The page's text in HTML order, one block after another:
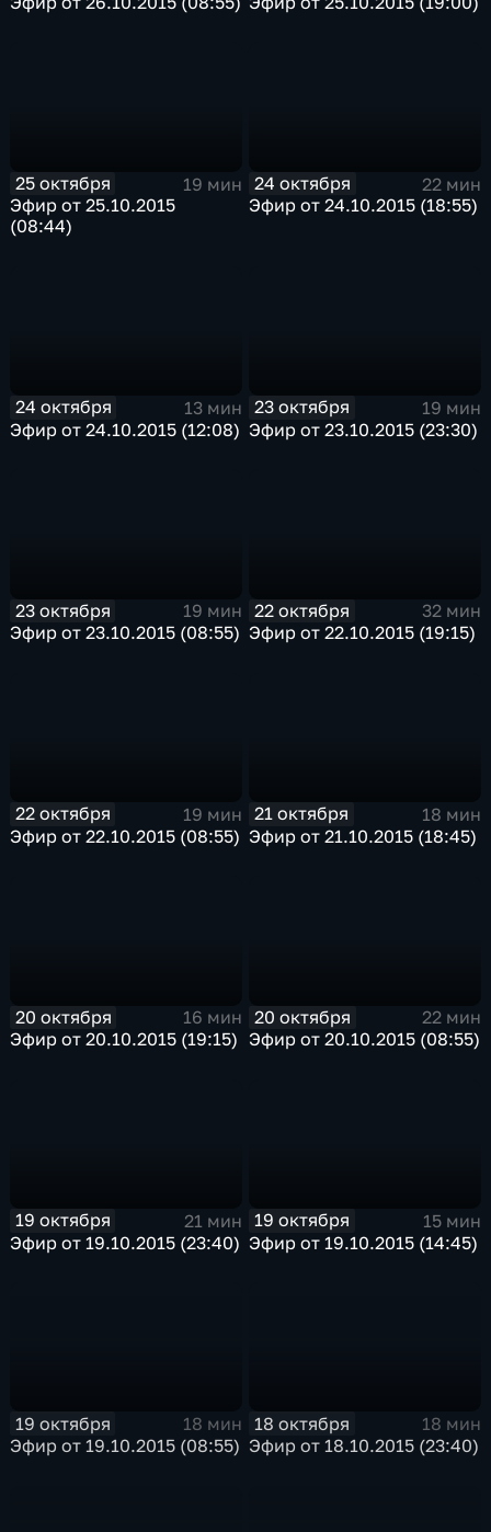
25 октября
19 мин
Эфир от 25.10.2015
(08:44)
24 октября
22 мин
Эфир от 24.10.2015 (18:55)
24 октября
13 мин
Эфир от 24.10.2015 (12:08)
23 октября
19 мин
Эфир от 23.10.2015 (23:30)
23 октября
19 мин
Эфир от 23.10.2015 (08:55)
22 октября
32 мин
Эфир от 22.10.2015 (19:15)
22 октября
19 мин
Эфир от 22.10.2015 (08:55)
21 октября
18 мин
Эфир от 21.10.2015 (18:45)
20 октября
16 мин
Эфир от 20.10.2015 (19:15)
20 октября
22 мин
Эфир от 20.10.2015 (08:55)
19 октября
21 мин
Эфир от 19.10.2015 (23:40)
19 октября
15 мин
Эфир от 19.10.2015 (14:45)
19 октября
18 мин
Эфир от 19.10.2015 (08:55)
18 октября
18 мин
Эфир от 18.10.2015 (23:40)